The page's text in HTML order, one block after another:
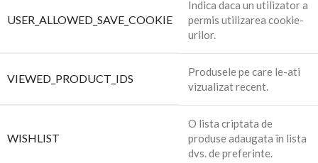
USER_ALLOWED_SAVE_COOKIE
Indica daca un utilizator a
permis utilizarea cookie-
urilor.
VIEWED_PRODUCT_IDS
Produsele pe care le-ati
vizualizat recent.
WISHLIST
O lista criptata de
produse adaugata în lista
dvs. de preferinte.